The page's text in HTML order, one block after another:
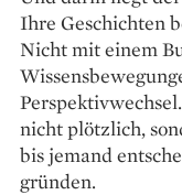
Ihre Geschichten
Nicht mit einem
nicht plötzlich,
bis jemand
gründen.